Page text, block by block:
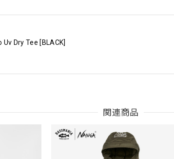
Uv Dry Tee [BLACK]
に対応して頂きありがとうございました。
関連商品